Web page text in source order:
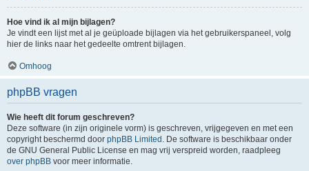
Hoe vind ik al mijn bijlagen?
Je vindt een lijst met al je geüploade bijlagen via het gebruikerspaneel, volg
hier de links naar het gedeelte omtrent bijlagen.
Omhoog
phpBB vragen
Wie heeft dit forum geschreven?
Deze software (in zijn originele vorm) is geschreven, vrijgegeven en met een
copyright beschermd door phpBB Limited . De software is beschikbaar onder
de GNU General Public License en mag vrij verspreid worden, raadpleeg
over phpBB voor meer informatie.